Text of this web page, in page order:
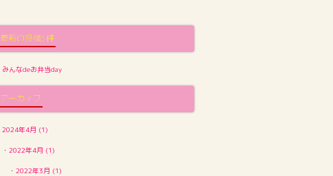
最新の投稿5件
みんなdeお弁当day
アーカイブ
2024年4月 (1)
・ 2022年4月 (1)
・ 2022年3月 (1)